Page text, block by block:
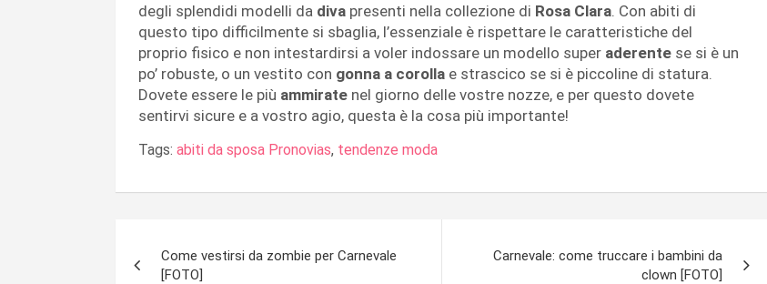
degli splendidi modelli da diva presenti nella collezione di Rosa Clara. Con abiti di
questo tipo difficilmente si sbaglia, l’essenziale è rispettare le caratteristiche del
proprio fisico e non intestardirsi a voler indossare un modello super aderente se si è un
po’ robuste, o un vestito con gonna a corolla e strascico se si è piccoline di statura.
Dovete essere le più ammirate nel giorno delle vostre nozze, e per questo dovete
sentirvi sicure e a vostro agio, questa è la cosa più importante!
Tags: abiti da sposa Pronovias, tendenze moda
articoli
Come vestirsi da zombie per Carnevale
[FOTO]
Carnevale: come truccare i bambini da
clown [FOTO]